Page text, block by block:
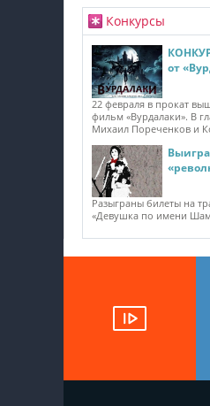
Конкурсы
от
22 февраля в прокат
фильм «Вурдалаки». В
Михаил Пореченков и
Разыграны билеты на
«Девушка по имени